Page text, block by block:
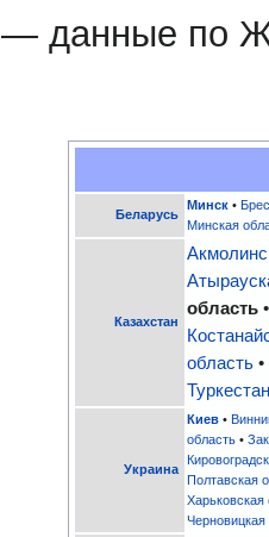
— данные по
Беларусь
Минск •
Минская
Казахстан
область
область •
Украина
Киев •
область •
Полтавская
Харьковская
Черновицкая